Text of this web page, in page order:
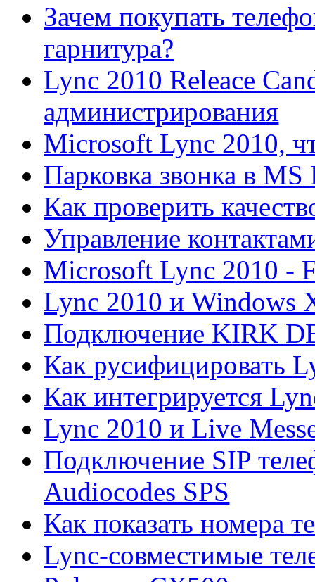
Зачем покупать
гарнитура?
Lync 2010 Releace
администрирования
Microsoft Lync 2010,
Парковка звонка в
Как проверить
Управление
Microsoft Lync 2010 -
Lync 2010 и Windows
Подключение KIRK
Как русифицировать
Как интегрируется
Lync 2010 и Live
Подключение SIP
Audiocodes SPS
Как показать номера
Lync-совместимые